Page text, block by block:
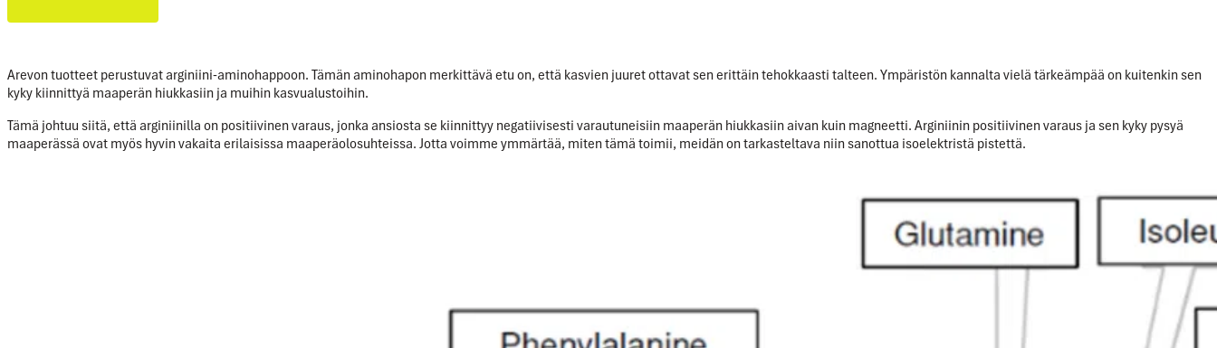
Arevon tuotteet perustuvat arginiini-aminohappoon. Tämän aminohapon merkittävä etu on, että kasvien juuret ottavat sen erittäin tehokkaasti talteen. Ympäristön kannalta vielä tärkeämpää on kuitenkin sen
kyky kiinnittyä maaperän hiukkasiin ja muihin kasvualustoihin.
Tämä johtuu siitä, että arginiinilla on positiivinen varaus, jonka ansiosta se kiinnittyy negatiivisesti varautuneisiin maaperän hiukkasiin aivan kuin magneetti. Arginiinin positiivinen varaus ja sen kyky pysyä
maaperässä ovat myös hyvin vakaita erilaisissa maaperäolosuhteissa. Jotta voimme ymmärtää, miten tämä toimii, meidän on tarkasteltava niin sanottua isoelektristä pistettä.